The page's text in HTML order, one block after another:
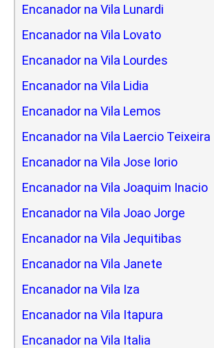
Encanador na Vila Lunardi
Encanador na Vila Lovato
Encanador na Vila Lourdes
Encanador na Vila Lidia
Encanador na Vila Lemos
Encanador na Vila Laercio Teixeira
Encanador na Vila Jose Iorio
Encanador na Vila Joaquim Inacio
Encanador na Vila Joao Jorge
Encanador na Vila Jequitibas
Encanador na Vila Janete
Encanador na Vila Iza
Encanador na Vila Itapura
Encanador na Vila Italia